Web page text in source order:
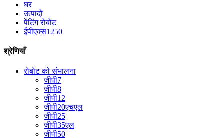
घर
उत्पादों
पेंटिंग रोबोट
ईपीएक्स1250
श्रेणियाँ
रोबोट को संभालना
जीपी7
जीपी8
जीपी12
जीपी20एचएल
जीपी25
जीपी35एल
जीपी50